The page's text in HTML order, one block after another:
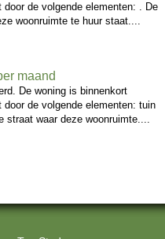
door de volgende elementen: . De
woonruimte te huur staat....
maand
De woning is binnenkort
door de volgende elementen: tuin
straat waar deze woonruimte....